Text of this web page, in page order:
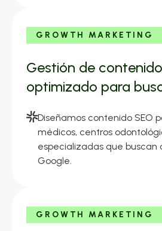
GROWTH MARKETING
Gestión de
optimizado para
Diseñamos contenido SEO
médicos, centros
especializadas que buscan
Google.
GROWTH MARKETING